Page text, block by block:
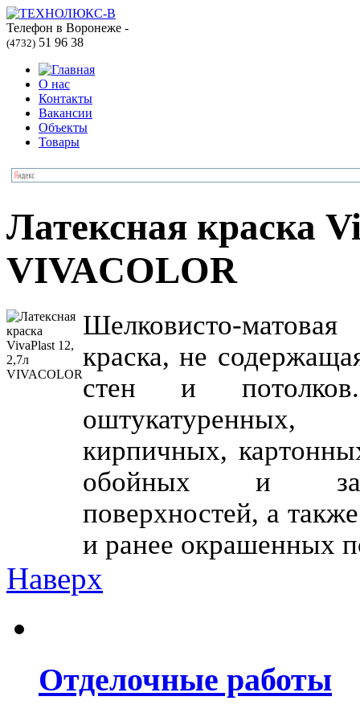
Телефон в Воронеже -
(4732) 51 96 38
О нас
Контакты
Вакансии
Объекты
Товары
Латексная краска
VIVACOLOR
Шелковисто-
краска, не
стен и потолков.
оштукатуренных,
кирпичных,
обойных и
поверхностей, а
и ранее окрашенных
Наверх
Отделочные работы